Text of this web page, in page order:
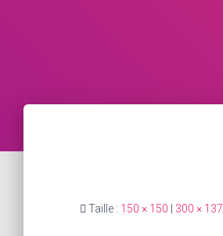
Taille : 150 × 150 300 × 137